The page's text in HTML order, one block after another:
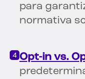
para
normativa
Opt-in vs.